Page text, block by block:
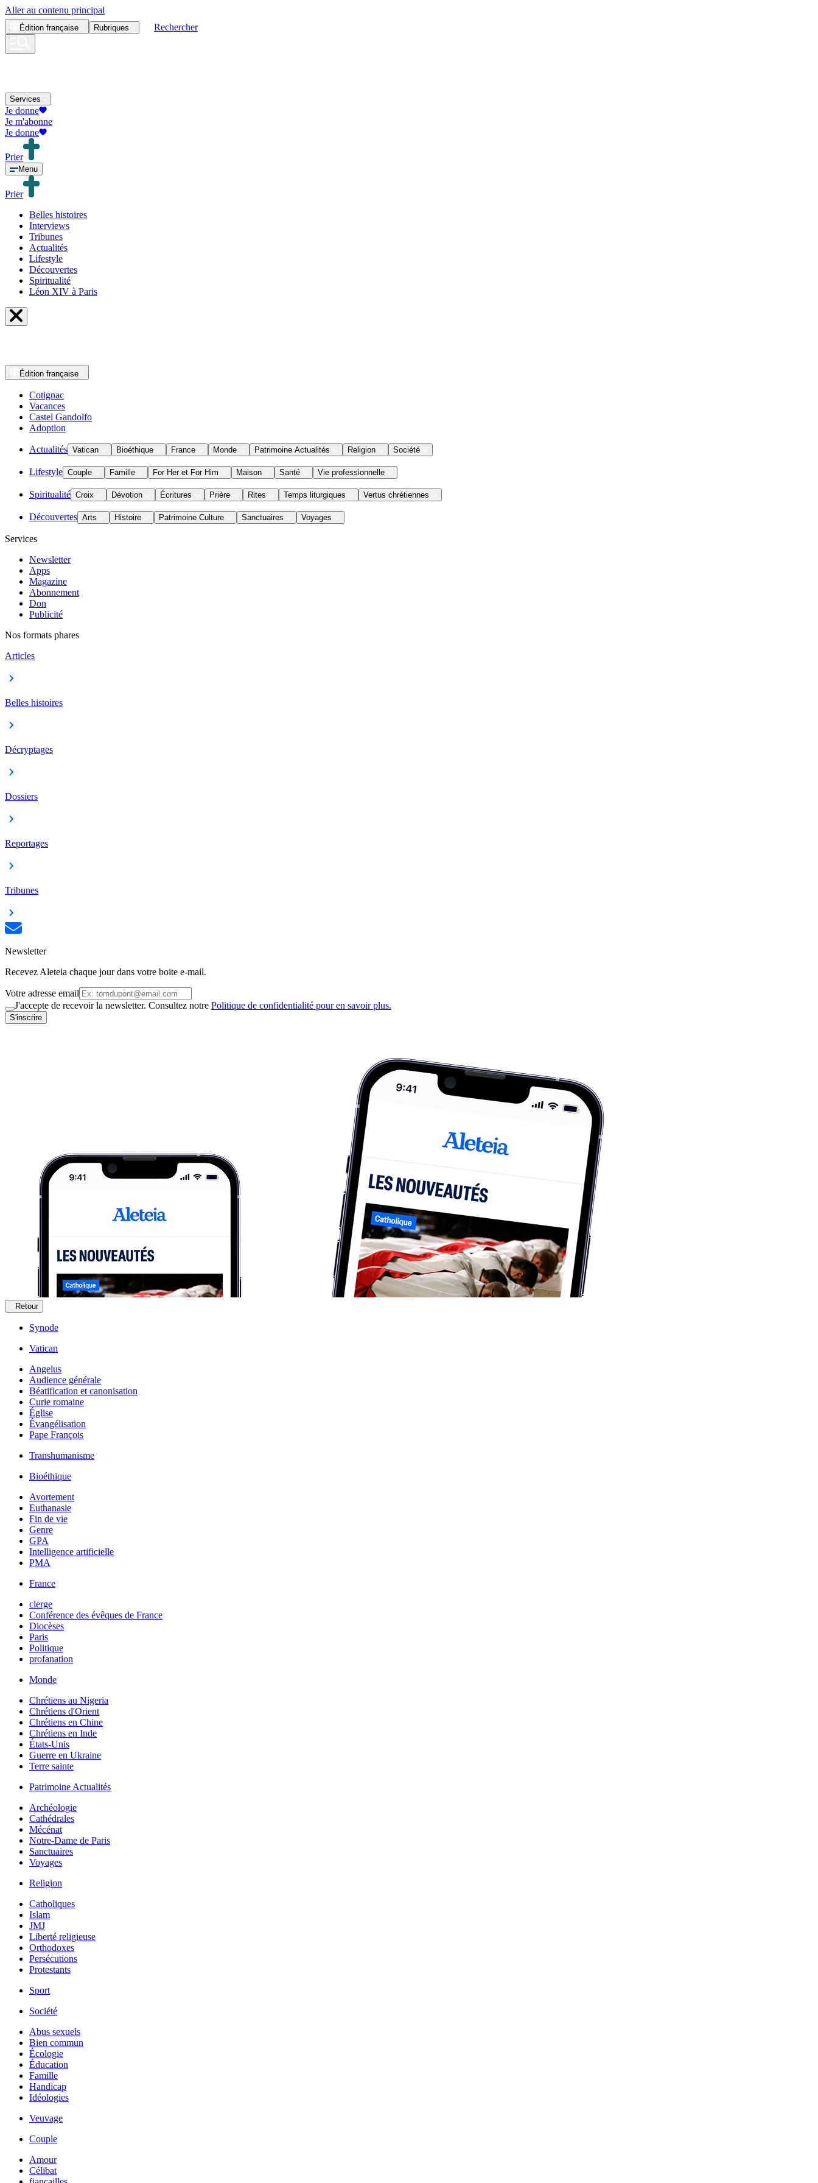
Aller au contenu principal
Édition française Rubriques Rechercher
Services
Je donne
Je m'abonne
Je donne
Prier
Menu
Prier
Belles histoires
Interviews
Tribunes
Actualités
Lifestyle
Découvertes
Spiritualité
Léon XIV à Paris
Édition française
Cotignac
Vacances
Castel Gandolfo
Adoption
Actualités Vatican Bioéthique France Monde Patrimoine Actualités Religion Société
Lifestyle Couple Famille For Her et For Him Maison Santé Vie professionnelle
Spiritualité Croix Dévotion Écritures Prière Rites Temps liturgiques Vertus chrétiennes
Découvertes Arts Histoire Patrimoine Culture Sanctuaires Voyages
Services
Newsletter
Apps
Magazine
Abonnement
Don
Publicité
Nos formats phares
Articles
Belles histoires
Décryptages
Dossiers
Reportages
Tribunes
Newsletter
Recevez Aleteia chaque jour dans votre boite e-mail.
Votre adresse email
J'accepte de recevoir la newsletter. Consultez notre Politique de confidentialité pour en savoir plus.
S'inscrire
Retour
Synode
Vatican
Angelus
Audience générale
Béatification et canonisation
Curie romaine
Église
Évangélisation
Pape François
Transhumanisme
Bioéthique
Avortement
Euthanasie
Fin de vie
Genre
GPA
Intelligence artificielle
PMA
France
clerge
Conférence des évêques de France
Diocèses
Paris
Politique
profanation
Monde
Chrétiens au Nigeria
Chrétiens d'Orient
Chrétiens en Chine
Chrétiens en Inde
États-Unis
Guerre en Ukraine
Terre sainte
Patrimoine Actualités
Archéologie
Cathédrales
Mécénat
Notre-Dame de Paris
Sanctuaires
Voyages
Religion
Catholiques
Islam
JMJ
Liberté religieuse
Orthodoxes
Persécutions
Protestants
Sport
Société
Abus sexuels
Bien commun
Écologie
Éducation
Famille
Handicap
Idéologies
Veuvage
Couple
Amour
Célibat